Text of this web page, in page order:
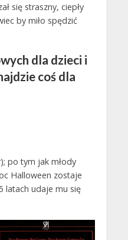
się straszny, ciepły
by miło spędzić
dla dzieci i
coś dla
po tym jak młody
Halloween zostaje
latach udaje mu się